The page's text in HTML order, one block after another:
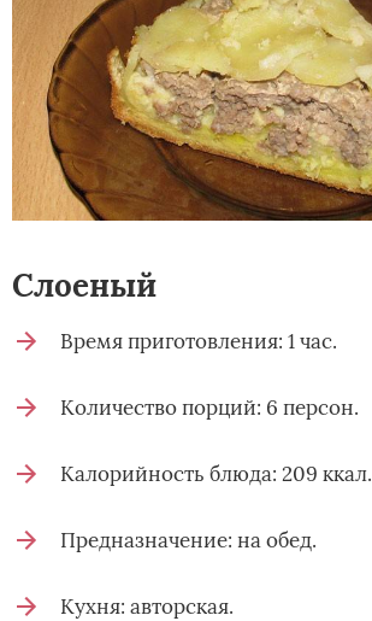
Слоеный
Время приготовления: 1 час.
Количество порций: 6 персон.
Калорийность блюда: 209 ккал.
Предназначение: на обед.
Кухня: авторская.